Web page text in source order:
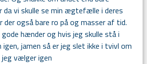
da vi skulle se min ægtefælle i deres
der også bare ro på og masser af tid.
hænder og hvis jeg skulle stå i
jamen så er jeg slet ikke i tvivl om
vælger igen